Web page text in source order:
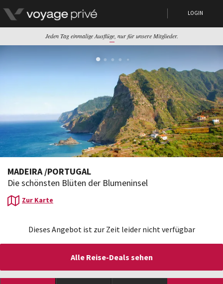
LOGIN
Jeden Tag einmalige Ausflüge, nur für unsere Mitglieder.
Dieses Angebot ist zur Zeit leider nicht verfügbar
Alle Reise-Deals sehen
MADEIRA /PORTUGAL
Die schönsten Blüten der Blumeninsel
Zur Karte